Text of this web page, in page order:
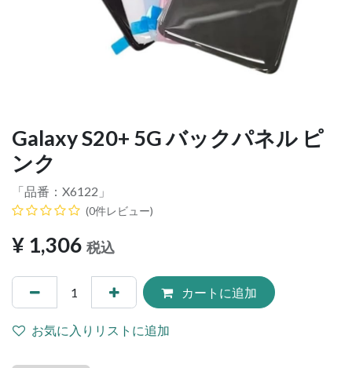
Galaxy S20+ 5G バックパネル ピ
ンク
「品番： X6122 」
(0件レビュー)
¥ 1,306 税込
カートに追加
お気に入りリストに追加